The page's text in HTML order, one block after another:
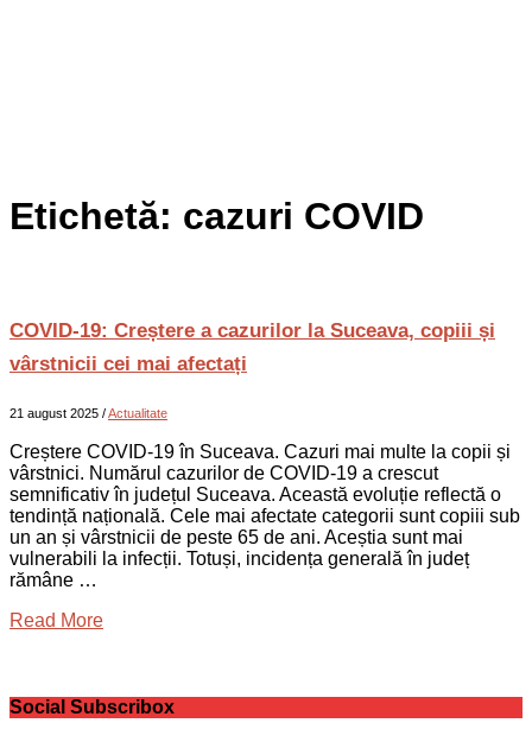
Etichetă: cazuri COVID
COVID-19: Creștere a cazurilor la Suceava, copiii și
vârstnicii cei mai afectați
21 august 2025 /Actualitate
Creștere COVID-19 în Suceava. Cazuri mai multe la copii și
vârstnici. Numărul cazurilor de COVID-19 a crescut
semnificativ în județul Suceava. Această evoluție reflectă o
tendință națională. Cele mai afectate categorii sunt copiii sub
un an și vârstnicii de peste 65 de ani. Aceștia sunt mai
vulnerabili la infecții. Totuși, incidența generală în județ
rămâne …
Read More
Social Subscribox